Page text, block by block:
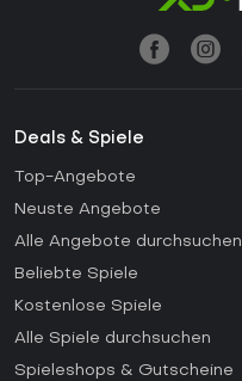
Deals & Spiele
Top-Angebote
Neuste Angebote
Alle Angebote durchsuchen
Beliebte Spiele
Kostenlose Spiele
Alle Spiele durchsuchen
Spieleshops & Gutscheine